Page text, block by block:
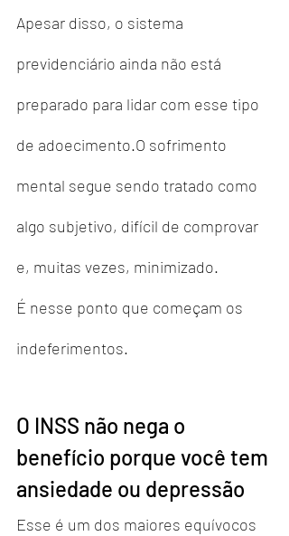
Apesar disso, o sistema
previdenciário ainda não está
preparado para lidar com esse tipo
de adoecimento.O sofrimento
mental segue sendo tratado como
algo subjetivo, difícil de comprovar
e, muitas vezes, minimizado.
É nesse ponto que começam os
indeferimentos.
O INSS não nega o
benefício porque você tem
ansiedade ou depressão
Esse é um dos maiores equívocos